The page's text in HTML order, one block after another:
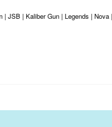
| Kaliber Gun | Legends | Nova |